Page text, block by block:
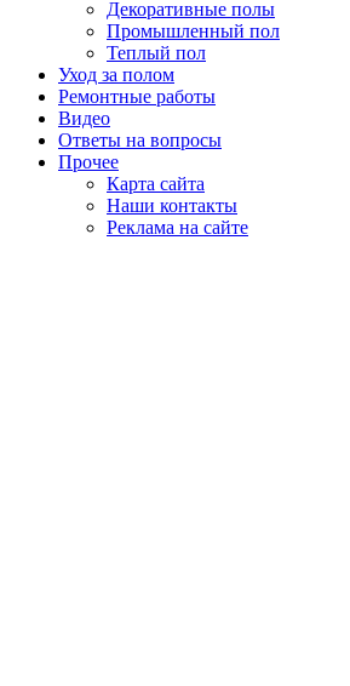
Декоративные полы
Промышленный пол
Теплый пол
Уход за полом
Ремонтные работы
Видео
Ответы на вопросы
Прочее
Карта сайта
Наши контакты
Реклама на сайте